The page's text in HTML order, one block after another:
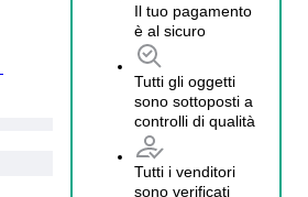
Il tuo pagamento
è al sicuro
Tutti gli oggetti
sono sottoposti a
controlli di qualità
Tutti i venditori
sono verificati